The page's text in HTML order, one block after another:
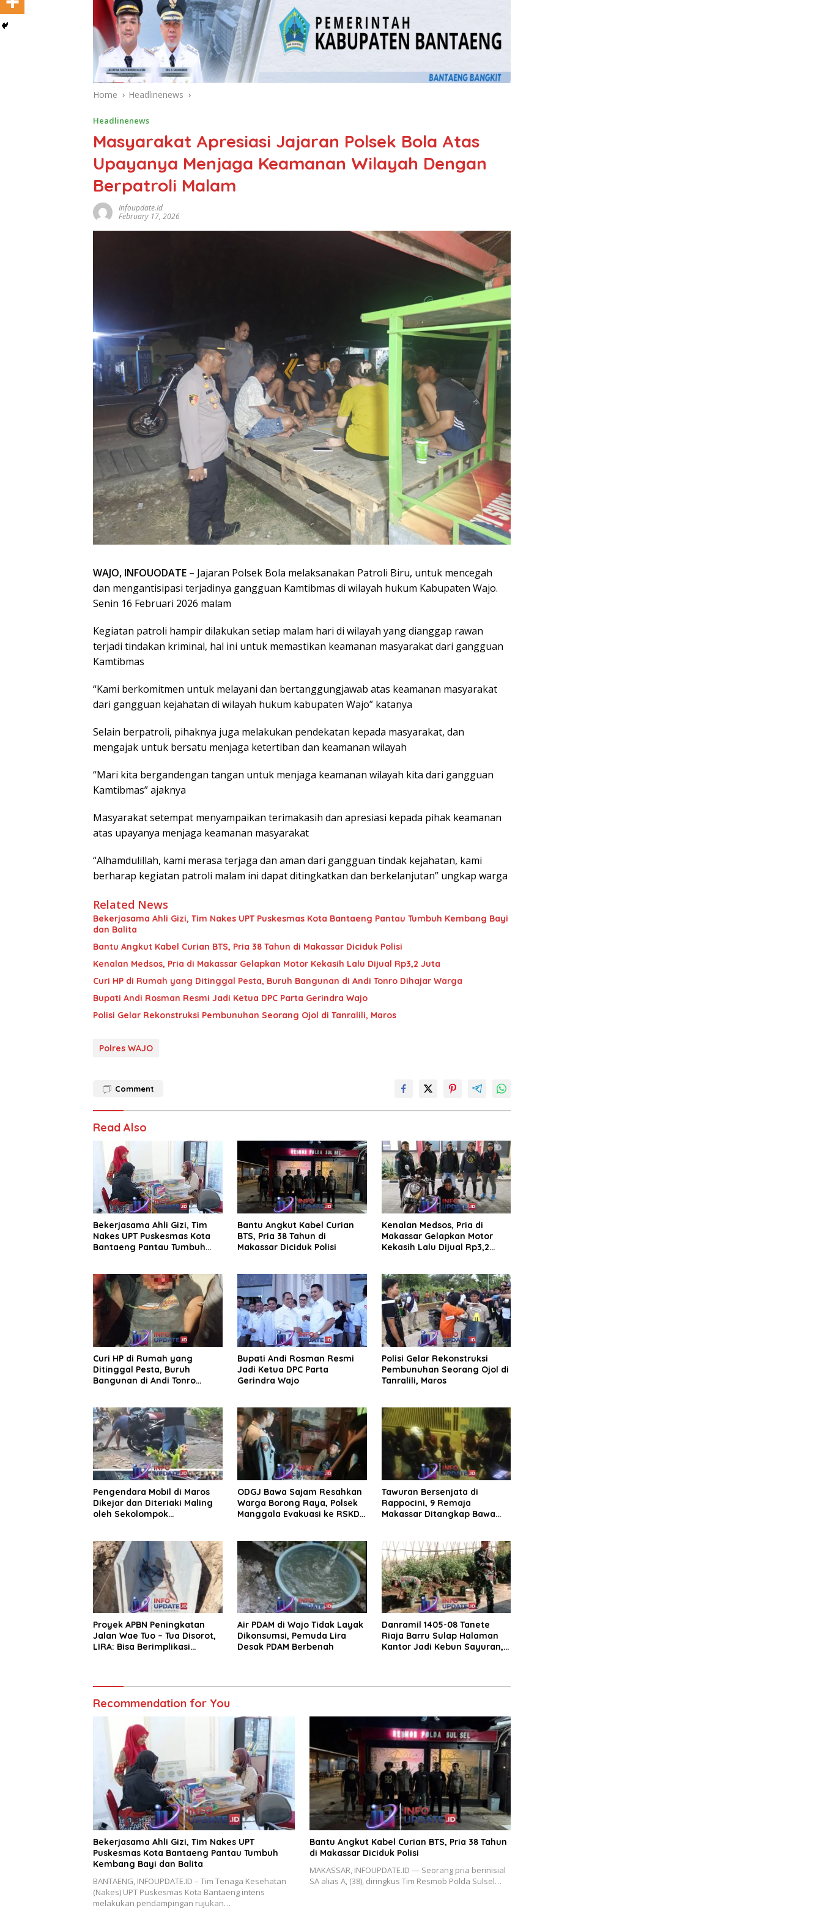
Home Headlinenews
Headlinenews
Masyarakat Apresiasi Jajaran Polsek Bola Atas
Upayanya Menjaga Keamanan Wilayah Dengan
Berpatroli Malam
Infoupdate.id
February 17, 2026
WAJO, INFOUODATE – Jajaran Polsek Bola melaksanakan Patroli Biru, untuk mencegah
dan mengantisipasi terjadinya gangguan Kamtibmas di wilayah hukum Kabupaten Wajo.
Senin 16 Februari 2026 malam
Kegiatan patroli hampir dilakukan setiap malam hari di wilayah yang dianggap rawan
terjadi tindakan kriminal, hal ini untuk memastikan keamanan masyarakat dari gangguan
Kamtibmas
“Kami berkomitmen untuk melayani dan bertanggungjawab atas keamanan masyarakat
dari gangguan kejahatan di wilayah hukum kabupaten Wajo” katanya
Selain berpatroli, pihaknya juga melakukan pendekatan kepada masyarakat, dan
mengajak untuk bersatu menjaga ketertiban dan keamanan wilayah
“Mari kita bergandengan tangan untuk menjaga keamanan wilayah kita dari gangguan
Kamtibmas” ajaknya
Masyarakat setempat menyampaikan terimakasih dan apresiasi kepada pihak keamanan
atas upayanya menjaga keamanan masyarakat
“Alhamdulillah, kami merasa terjaga dan aman dari gangguan tindak kejahatan, kami
berharap kegiatan patroli malam ini dapat ditingkatkan dan berkelanjutan” ungkap warga
Related News
Bekerjasama Ahli Gizi, Tim Nakes UPT Puskesmas Kota Bantaeng Pantau Tumbuh Kembang Bayi
dan Balita
Bantu Angkut Kabel Curian BTS, Pria 38 Tahun di Makassar Diciduk Polisi
Kenalan Medsos, Pria di Makassar Gelapkan Motor Kekasih Lalu Dijual Rp3,2 Juta
Curi HP di Rumah yang Ditinggal Pesta, Buruh Bangunan di Andi Tonro Dihajar Warga
Bupati Andi Rosman Resmi Jadi Ketua DPC Parta Gerindra Wajo
Polisi Gelar Rekonstruksi Pembunuhan Seorang Ojol di Tanralili, Maros
Polres WAJO
Comment
Read Also
Bekerjasama Ahli Gizi, Tim
Nakes UPT Puskesmas Kota
Bantaeng Pantau Tumbuh
Bantu Angkut Kabel Curian
BTS, Pria 38 Tahun di
Makassar Diciduk Polisi
Kenalan Medsos, Pria di
Makassar Gelapkan Motor
Kekasih Lalu Dijual Rp3,2
Curi HP di Rumah yang
Ditinggal Pesta, Buruh
Bangunan di Andi Tonro
Bupati Andi Rosman Resmi
Jadi Ketua DPC Parta
Gerindra Wajo
Polisi Gelar Rekonstruksi
Pembunuhan Seorang Ojol di
Tanralili, Maros
Pengendara Mobil di Maros
Dikejar dan Diteriaki Maling
oleh Sekolompok
ODGJ Bawa Sajam Resahkan
Warga Borong Raya, Polsek
Manggala Evakuasi ke RSKD
Tawuran Bersenjata di
Rappocini, 9 Remaja
Makassar Ditangkap Bawa
Proyek APBN Peningkatan
Jalan Wae Tuo – Tua Disorot,
LIRA: Bisa Berimplikasi
Air PDAM di Wajo Tidak Layak
Dikonsumsi, Pemuda Lira
Desak PDAM Berbenah
Danramil 1405-08 Tanete
Riaja Barru Sulap Halaman
Kantor Jadi Kebun Sayuran,
Recommendation for You
Bekerjasama Ahli Gizi, Tim Nakes UPT
Puskesmas Kota Bantaeng Pantau Tumbuh
Kembang Bayi dan Balita
BANTAENG, INFOUPDATE.ID – Tim Tenaga Kesehatan
(Nakes) UPT Puskesmas Kota Bantaeng intens
melakukan pendampingan rujukan…
Bantu Angkut Kabel Curian BTS, Pria 38 Tahun
di Makassar Diciduk Polisi
MAKASSAR, INFOUPDATE.ID — Seorang pria berinisial
SA alias A, (38), diringkus Tim Resmob Polda Sulsel…